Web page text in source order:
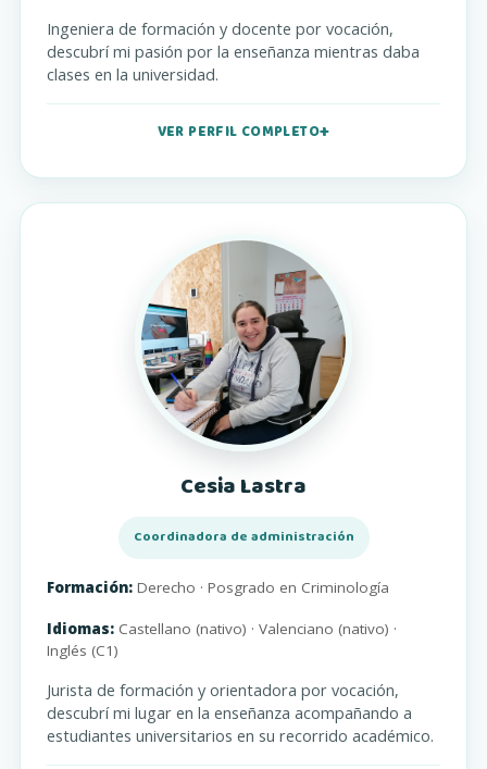
Ingeniera de formación y docente por vocación,
descubrí mi pasión por la enseñanza mientras daba
clases en la universidad.
VER PERFIL COMPLETO
Cesia Lastra
Coordinadora de administración
Formación: Derecho · Posgrado en Criminología
Idiomas: Castellano (nativo) · Valenciano (nativo) ·
Inglés (C1)
Jurista de formación y orientadora por vocación,
descubrí mi lugar en la enseñanza acompañando a
estudiantes universitarios en su recorrido académico.